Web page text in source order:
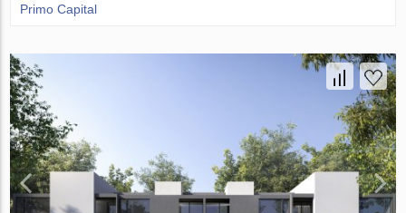
Primo Capital